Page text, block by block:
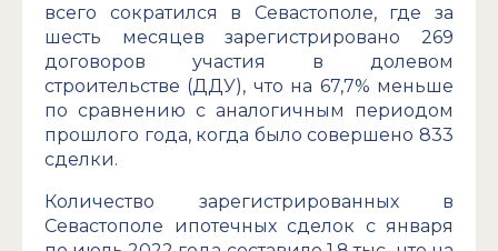
всего сократился в Севастополе, где за
шесть месяцев зарегистрировано 269
договоров участия в долевом
строительстве (ДДУ), что на 67,7% меньше
по сравнению с аналогичным периодом
прошлого года, когда было совершено 833
сделки.
Количество зарегистрированных в
Севастополе ипотечных сделок с января